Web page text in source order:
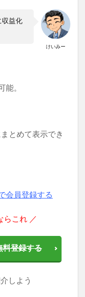
けいみー
収益化
能。
とめて表示でき
会員登録する
らこれ ／
料登録する
しよう